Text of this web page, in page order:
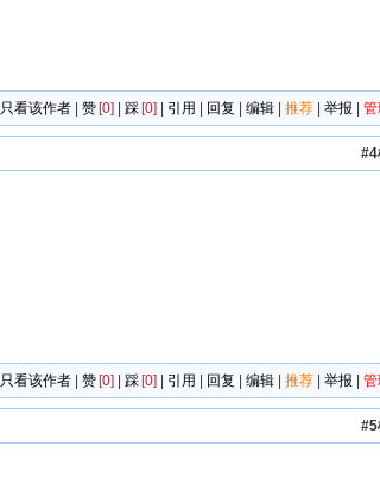
只看该作者 赞 [0] 踩 [0] 引用 回复 编辑 推荐 举报 管
#4
只看该作者 赞 [0] 踩 [0] 引用 回复 编辑 推荐 举报 管
#5